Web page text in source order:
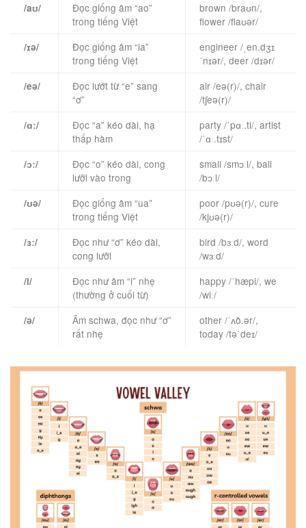
/aʊ/
Đọc giống âm “ao”
trong tiếng Việt
brown /braʊn/,
flower /flaʊər/
/ɪə/
Đọc giống âm “ia”
trong tiếng Việt
engineer /ˌen.dʒɪ
ˈnɪər/, deer /dɪər/
/eə/
Đọc lướt từ “e” sang
“ơ”
air /eə(r)/, chair
/tʃeə(r)/
/ɑː/
Đọc “a” kéo dài, hạ
thấp hàm
party /ˈpɑː.ti/, artist
/ˈɑː.tɪst/
/ɔː/
Đọc “o” kéo dài, cong
lưỡi vào trong
small /smɔːl/, ball
/bɔːl/
/ʊə/
Đọc giống âm “ua”
trong tiếng Việt
poor /pʊə(r)/, cure
/kjʊə(r)/
/ɜː/
Đọc như “ơ” kéo dài,
cong lưỡi
bird /bɜːd/, word
/wɜːd/
/i/
Đọc như âm “i” nhẹ
(thường ở cuối từ)
happy /ˈhæpi/, we
/wiː/
/ə/
Âm schwa, đọc như “ơ”
rất nhẹ
other /ˈʌð.ər/,
today /təˈdeɪ/